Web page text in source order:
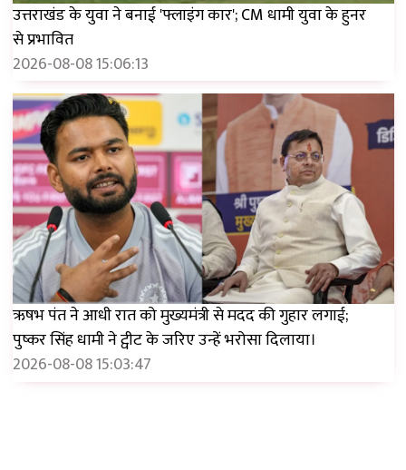
उत्तराखंड के युवा ने बनाई 'फ्लाइंग कार'; CM धामी युवा के हुनर ​​
से प्रभावित
2026-08-08 15:06:13
ऋषभ पंत ने आधी रात को मुख्यमंत्री से मदद की गुहार लगाई;
पुष्कर सिंह धामी ने ट्वीट के जरिए उन्हें भरोसा दिलाया।
2026-08-08 15:03:47